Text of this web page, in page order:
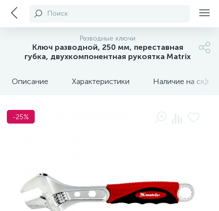
Поиск
Разводные ключи
Ключ разводной, 250 мм, переставная
губка, двухкомпонентная рукоятка Matrix
Описание Характеристики Наличие на
-25%